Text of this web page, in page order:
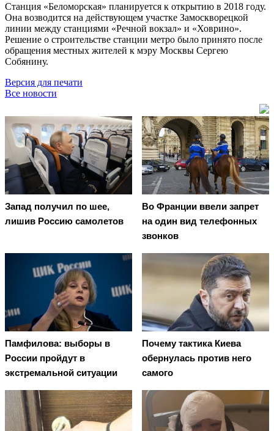
Станция «Беломорская» планируется к открытию в 2018 году.
Она возводится на действующем участке Замоскворецкой
линии между станциями «Речной вокзал» и «Ховрино».
Решение о строительстве станции метро было принято после
обращения местных жителей к мэру Москвы Сергею
Собянину.
Версия для печати
Все новости
Запад получил по шее,
лишив Россию самолетов
Во Франции ввели запрет
на один вид телефонных
звонков
Памфилова: выборы в
России пройдут в
экстремальной ситуации
Почему тактика Киева
обернулась против него
самого